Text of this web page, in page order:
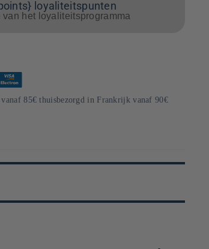
loyaliteitspunten
van het loyaliteitsprogramma
85€ thuisbezorgd in Frankrijk vanaf 90€